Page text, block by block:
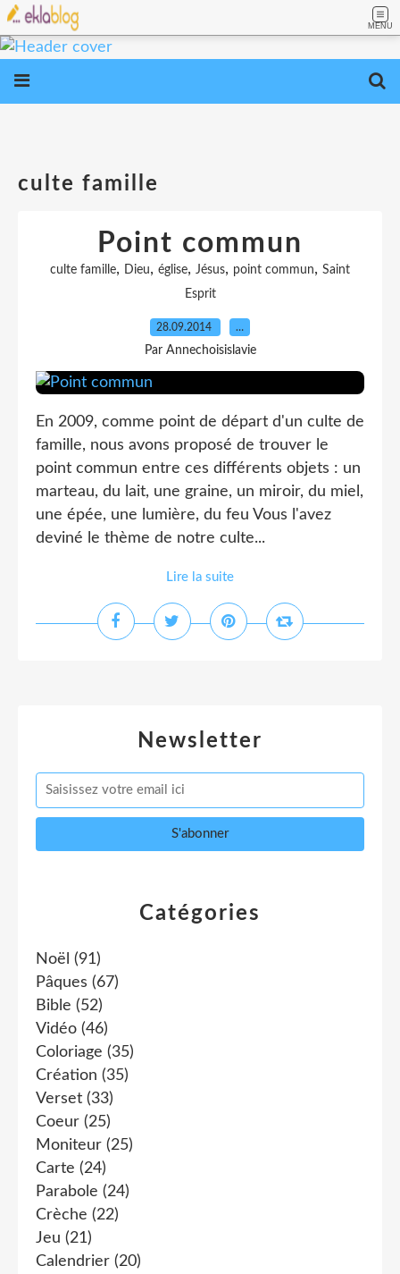
MENU
culte famille
Point commun
culte famille, Dieu, église, Jésus, point commun, Saint
Esprit
28.09.2014 …
Par Annechoisislavie
En 2009, comme point de départ d'un culte de
famille, nous avons proposé de trouver le
point commun entre ces différents objets : un
marteau, du lait, une graine, un miroir, du miel,
une épée, une lumière, du feu Vous l'avez
deviné le thème de notre culte...
Lire la suite
Newsletter
Catégories
Noël (91)
Pâques (67)
Bible (52)
Vidéo (46)
Coloriage (35)
Création (35)
Verset (33)
Coeur (25)
Moniteur (25)
Carte (24)
Parabole (24)
Crèche (22)
Jeu (21)
Calendrier (20)